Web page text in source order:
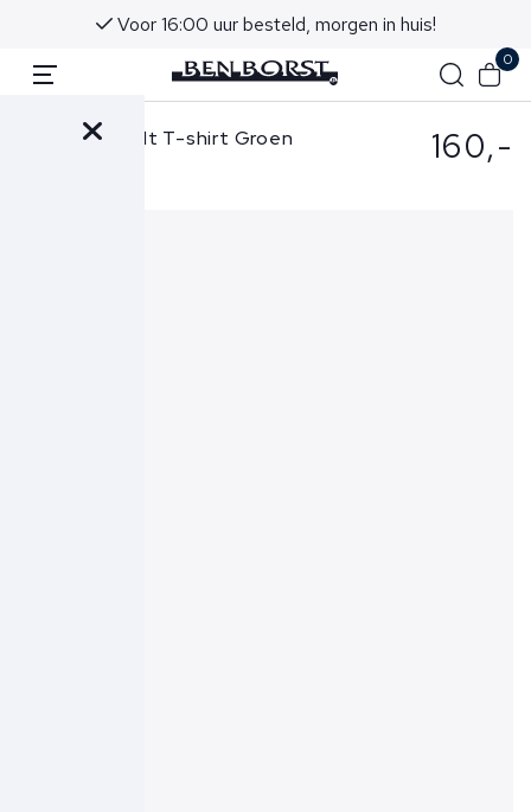
Voor 16:00 uur besteld, morgen in huis!
0
Stefan Brandt T-shirt Groen 160,-